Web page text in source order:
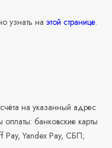
узнать на этой странице.
на указанный адрес
банковские карты
Pay, Yandex Pay, СБП;